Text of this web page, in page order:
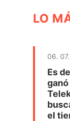
LO
06.
Es
el